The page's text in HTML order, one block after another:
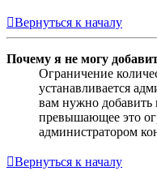
Вернуться к началу
Почему я не могу
Ограничение
устанавливается
вам нужно добавить
превышающее это
администратором
Вернуться к началу